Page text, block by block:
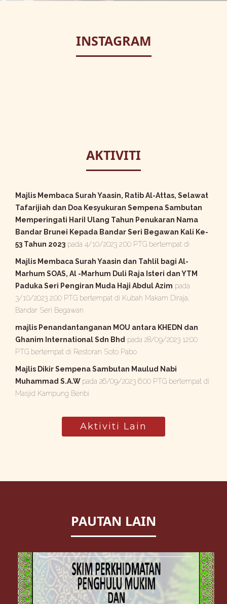
INSTAGRAM
AKTIVITI
Majlis Membaca Surah Yaasin, Ratib Al-Attas, Selawat
Tafarijiah dan Doa Kesyukuran Sempena Sambutan
Memperingati HariI Ulang Tahun Penukaran Nama
Bandar Brunei Kepada Bandar Seri Begawan Kali Ke-
53 Tahun 2023 pada 4/10/2023 2:00 PTG bertempat di
Majlis Membaca Surah Yaasin dan Tahlil bagi Al-
Marhum SOAS, Al -Marhum Duli Raja Isteri dan YTM
Paduka Seri Pengiran Muda Haji Abdul Azim pada
3/10/2023 2:00 PTG bertempat di Kubah Makam Diraja,
Bandar Seri Begawan
majlis Penandantanganan MOU antara KHEDN dan
Ghanim International Sdn Bhd pada 28/09/2023 12:00
PTG bertempat di Restoran Soto Pabo
Majlis Dikir Sempena Sambutan Maulud Nabi
Muhammad S.A.W pada 26/09/2023 6:00 PTG bertempat di
Masjid Kampung Beribi
Aktiviti Lain
PAUTAN LAIN